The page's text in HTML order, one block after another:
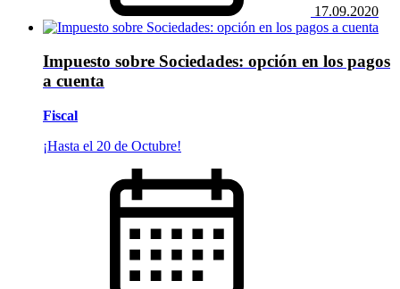
17.09.2020
Impuesto sobre Sociedades: opción en los pagos
a cuenta
Fiscal
¡Hasta el 20 de Octubre!